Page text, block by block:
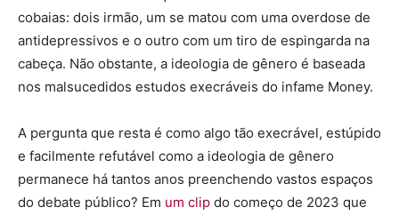
cobaias: dois irmão, um se matou com uma overdose de
antidepressivos e o outro com um tiro de espingarda na
cabeça. Não obstante, a ideologia de gênero é baseada
nos malsucedidos estudos execráveis do infame Money.
A pergunta que resta é como algo tão execrável, estúpido
e facilmente refutável como a ideologia de gênero
permanece há tantos anos preenchendo vastos espaços
do debate público? Em um clip do começo de 2023 que